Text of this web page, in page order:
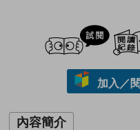
試閲
加入／
內容簡介